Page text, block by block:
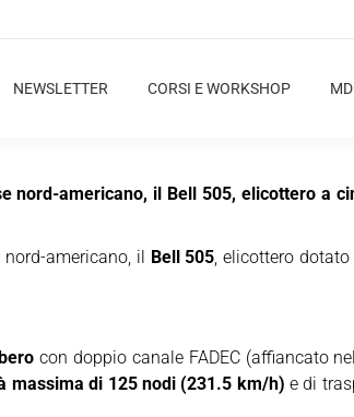
NEWSLETTER CORSI E WORKSHOP
nord-americano, il Bell 505, elicottero a
americano, il Bell 505, elicottero
con doppio canale FADEC (affiancato
massima di 125 nodi (231.5 km/h) e di